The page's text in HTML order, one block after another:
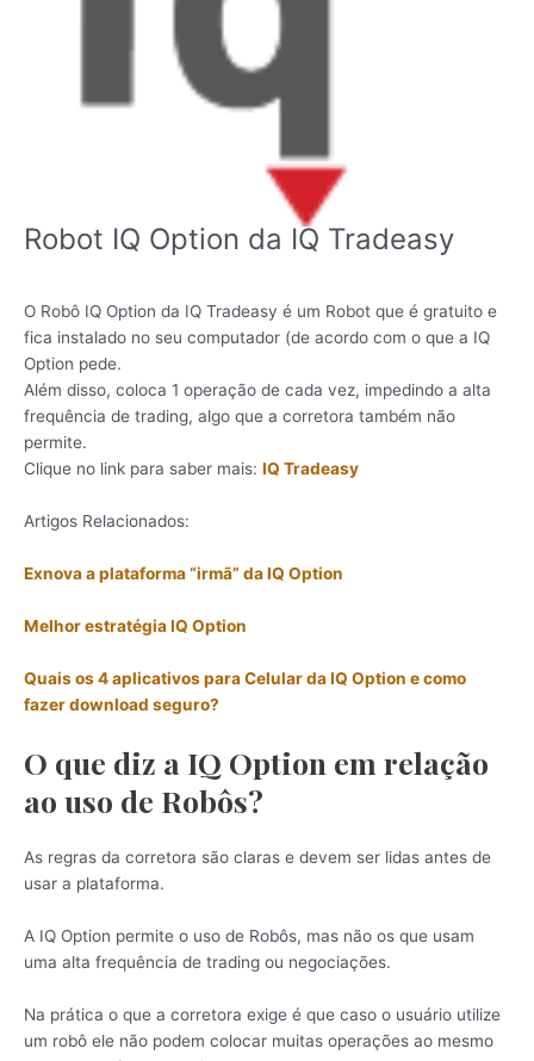
Robot IQ Option da IQ Tradeasy
O Robô IQ Option da IQ Tradeasy é um Robot que é gratuito e
fica instalado no seu computador (de acordo com o que a IQ
Option pede.
Além disso, coloca 1 operação de cada vez, impedindo a alta
frequência de trading, algo que a corretora também não
permite.
Clique no link para saber mais: IQ Tradeasy
Artigos Relacionados:
Exnova a plataforma “irmã” da IQ Option
Melhor estratégia IQ Option
Quais os 4 aplicativos para Celular da IQ Option e como
fazer download seguro?
O que diz a IQ Option em relação
ao uso de Robôs?
As regras da corretora são claras e devem ser lidas antes de
usar a plataforma.
A IQ Option permite o uso de Robôs, mas não os que usam
uma alta frequência de trading ou negociações.
Na prática o que a corretora exige é que caso o usuário utilize
um robô ele não podem colocar muitas operações ao mesmo